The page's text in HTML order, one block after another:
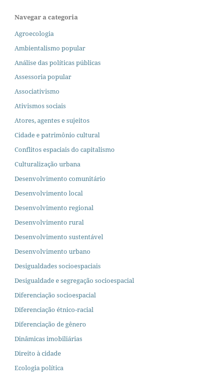
Navegar a categoria
Agroecologia
Ambientalismo popular
Análise das políticas públicas
Assessoria popular
Associativismo
Ativismos sociais
Atores, agentes e sujeitos
Cidade e patrimônio cultural
Conflitos espaciais do capitalismo
Culturalização urbana
Desenvolvimento comunitário
Desenvolvimento local
Desenvolvimento regional
Desenvolvimento rural
Desenvolvimento sustentável
Desenvolvimento urbano
Desigualdades socioespaciais
Desigualdade e segregação socioespacial
Diferenciação socioespacial
Diferenciação étnico-racial
Diferenciação de gênero
Dinâmicas imobiliárias
Direito à cidade
Ecologia política